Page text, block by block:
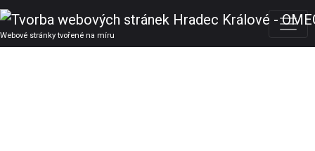
Webové stránky tvořené na míru